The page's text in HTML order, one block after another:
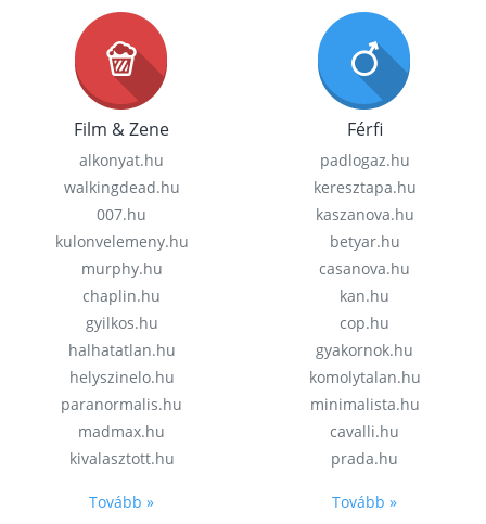
Film & Zene
alkonyat.hu
walkingdead.hu
007.hu
kulonvelemeny.hu
murphy.hu
chaplin.hu
gyilkos.hu
halhatatlan.hu
helyszinelo.hu
paranormalis.hu
madmax.hu
kivalasztott.hu
Tovább »
Férfi
padlogaz.hu
keresztapa.hu
kaszanova.hu
betyar.hu
casanova.hu
kan.hu
cop.hu
gyakornok.hu
komolytalan.hu
minimalista.hu
cavalli.hu
prada.hu
Tovább »